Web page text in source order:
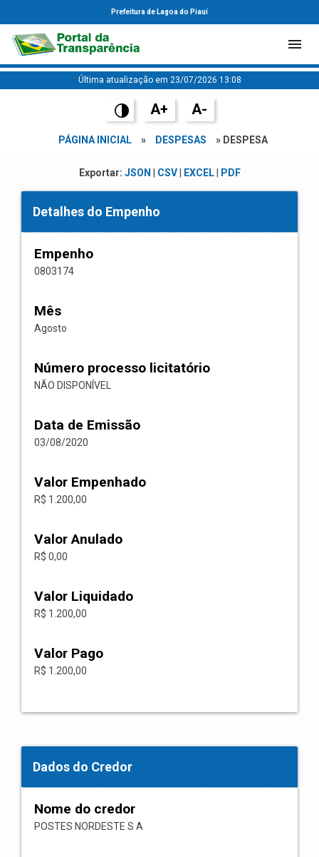
Prefeitura de Lagoa do Piauí
Última atualização em 23/07/2026 13:08
A+ A-
PÁGINA INICIAL » DESPESAS » DESPESA
Exportar: JSON CSV| EXCEL| PDF
Detalhes do Empenho
Empenho
0803174
Mês
Agosto
Número processo licitatório
NÃO DISPONÍVEL
Data de Emissão
03/08/2020
Valor Empenhado
R$ 1.200,00
Valor Anulado
R$ 0,00
Valor Liquidado
R$ 1.200,00
Valor Pago
R$ 1.200,00
Dados do Credor
Nome do credor
POSTES NORDESTE S A